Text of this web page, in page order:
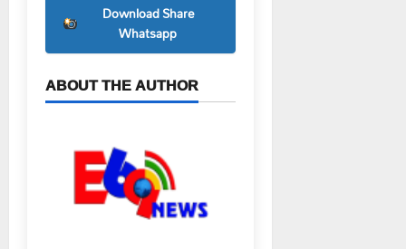
Download Share
Whatsapp
ABOUT THE AUTHOR